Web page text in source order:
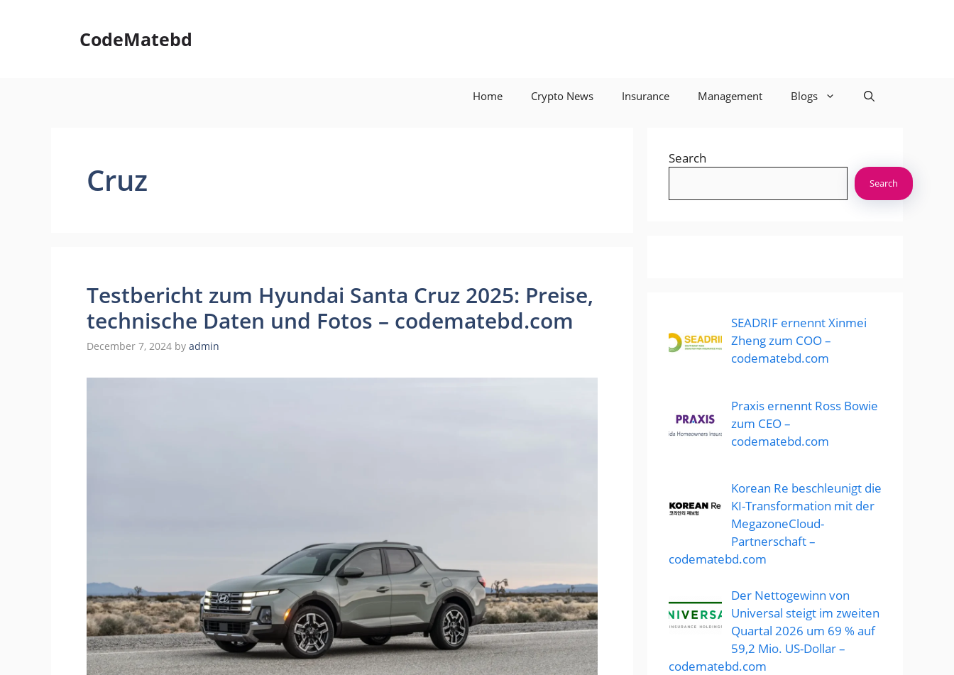
CodeMatebd
Home Crypto News Insurance Management Blogs
Cruz
Testbericht zum Hyundai Santa Cruz 2025: Preise,
technische Daten und Fotos – codematebd.com
December 7, 2024 by admin
Search
Search
SEADRIF ernennt Xinmei
Zheng zum COO –
codematebd.com
Praxis ernennt Ross Bowie
zum CEO –
codematebd.com
Korean Re beschleunigt die
KI-Transformation mit der
MegazoneCloud-
Partnerschaft –
codematebd.com
Der Nettogewinn von
Universal steigt im zweiten
Quartal 2026 um 69 % auf
59,2 Mio. US-Dollar –
codematebd.com